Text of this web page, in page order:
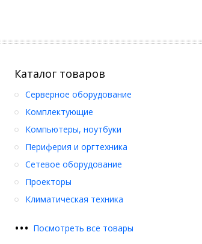
Каталог товаров
Серверное оборудование
Комплектующие
Компьютеры, ноутбуки
Периферия и оргтехника
Сетевое оборудование
Проекторы
Климатическая техника
••• Посмотреть все товары